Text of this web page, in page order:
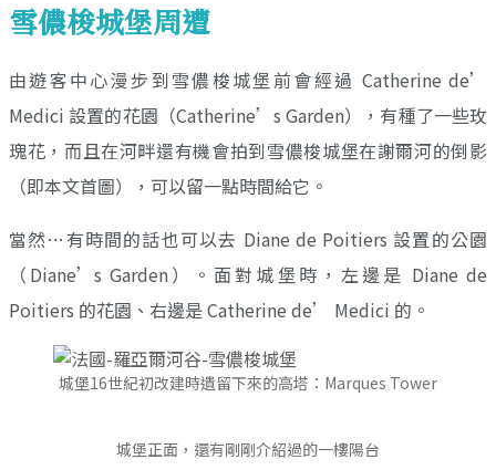
雪儂梭城堡周遭
由遊客中心漫步到雪儂梭城堡前會經過 Catherine de’
Medici 設置的花園（Catherine’s Garden），有種了一些玫
瑰花，而且在河畔還有機會拍到雪儂梭城堡在謝爾河的倒影
（即本文首圖），可以留一點時間給它。
當然…有時間的話也可以去 Diane de Poitiers 設置的公園
（Diane’s Garden）。面對城堡時，左邊是 Diane de
Poitiers 的花園、右邊是 Catherine de’ Medici 的。
城堡16世紀初改建時遺留下來的高塔：Marques Tower
城堡正面，還有剛剛介紹過的一樓陽台